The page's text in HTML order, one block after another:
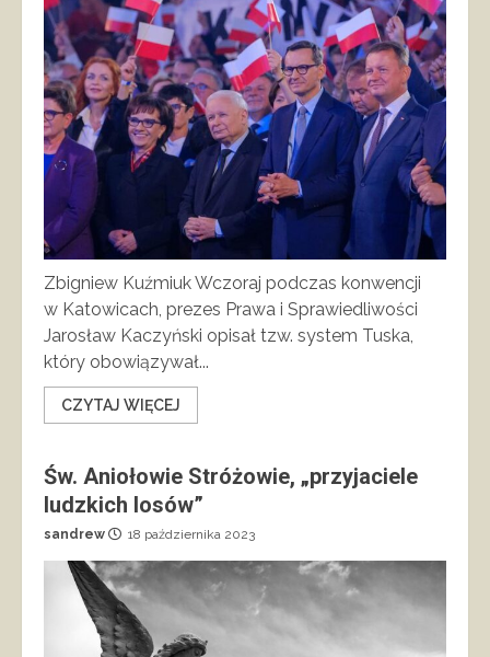
Zbigniew Kuźmiuk Wczoraj podczas konwencji
w Katowicach, prezes Prawa i Sprawiedliwości
Jarosław Kaczyński opisał tzw. system Tuska,
który obowiązywał...
CZYTAJ WIĘCEJ
Św. Aniołowie Stróżowie, „przyjaciele
ludzkich losów”
sandrew 18 października 2023